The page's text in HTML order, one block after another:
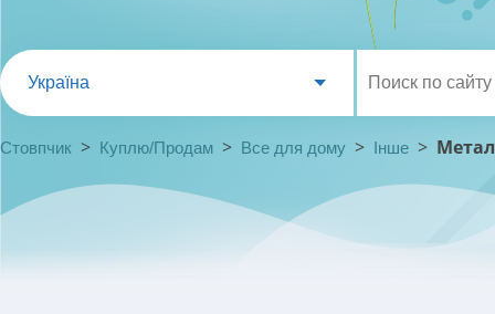
Україна
Стовпчик > Куплю/Продам > Все для дому > Інше >